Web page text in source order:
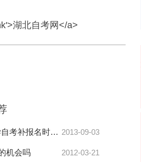
湖北自考网</a>
2013年10月武汉科技大学自考补报名时间及地点 2013-09-03
机会吗 2012-03-21